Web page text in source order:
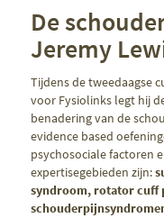
De
Jeremy
Tijdens de tweedaagse
voor Fysiolinks legt hij
benadering van de
evidence based
psychosociale factoren
expertisegebieden zijn:
syndroom, rotator cuff